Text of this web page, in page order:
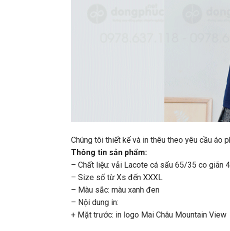
Chúng tôi thiết kế và in thêu theo yêu cầu áo
Thông tin sản phẩm:
– Chất liệu: vải Lacote cá sấu 65/35 co giãn
– Size số từ Xs đến XXXL
– Màu sắc: màu xanh đen
– Nội dung in:
+ Mặt trước: in logo Mai Châu Mountain View